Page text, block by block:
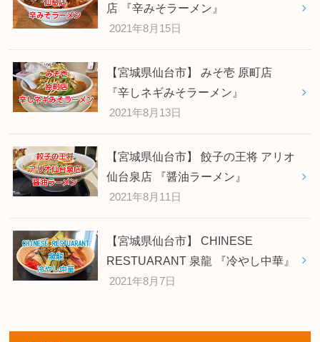
店 『辛みそラーメン』
2021年8月15日
【宮城県仙台市】 みそ壱 原町店
『辛しネギみそラーメン』
2021年8月13日
【宮城県仙台市】 餃子の王将 アリオ
仙台泉店 『醤油ラーメン』
2021年8月11日
【宮城県仙台市】 CHINESE
RESTUARANT 泉龍 『冷やし中華』
2021年8月7日